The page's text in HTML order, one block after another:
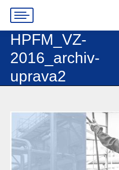
HPFM_VZ-
2016_archiv-
uprava2